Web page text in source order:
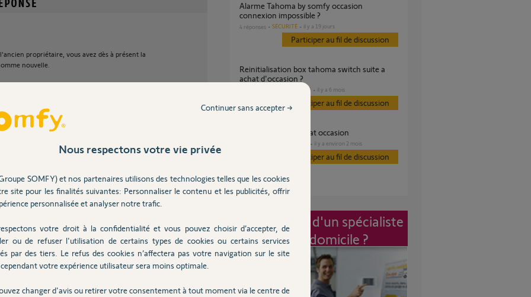
propriétaire, vous avez dès à présent la
nouvelle.
il y a environ 8 ans
?
utile
Alarme Tahoma by somfy occasion
connexion impossible ?
4 réponses SÉCURITÉ il y a 19 jours
Participer au fil de discussion
Reinitialisation box tahoma switch suite a
achat d'occasion ?
DOMOTIQUE il y a 6 mois
Participer au fil de discussion
dissocier suite à achat occasion
il y a environ 2 mois
Participer au fil de discussion
Intervention d'un spécialiste
à mon domicile ?
Nous respectons votre vie privée
SOMFY) et nos partenaires utilisons des technologies telles que les cookies
site pour les finalités suivantes: Personnaliser le contenu et les publicités, offrir
personnalisée et analyser notre trafic.
votre droit à la confidentialité et vous pouvez choisir d’accepter, de
ou de refuser l'utilisation de certains types de cookies ou certains services
par des tiers. Le refus des cookies n’affectera pas votre navigation sur le site
votre expérience utilisateur sera moins optimale.
changer d'avis ou retirer votre consentement à tout moment via le centre de
Continuer sans accepter →